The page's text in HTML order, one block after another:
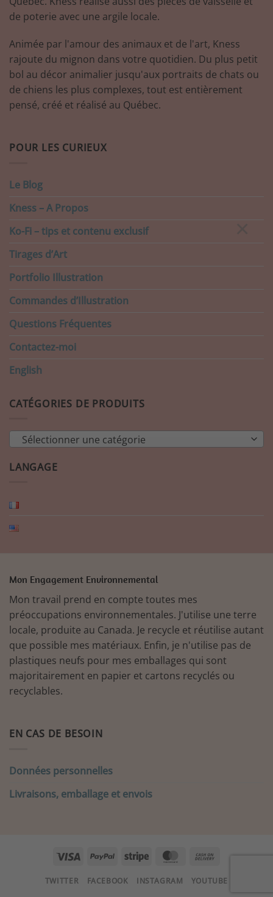
×
de poterie avec une argile locale.
Animée par l'amour des animaux et de l'art, Kness
rajoute du mignon dans votre quotidien. Du plus petit
bol au décor animalier jusqu'aux portraits de chats ou
de chiens les plus complexes, tout est entièrement
pensé, créé et réalisé au Québec.
POUR LES CURIEUX
Le Blog
Kness – A Propos
Ko-Fi – tips et contenu exclusif
Tirages d’Art
Portfolio Illustration
Commandes d’Illustration
Questions Fréquentes
Contactez-moi
English
CATÉGORIES DE PRODUITS
Sélectionner une catégorie
LANGAGE
Mon Engagement Environnemental
Mon travail prend en compte toutes mes
préoccupations environnementales. J'utilise une terre
locale, produite au Canada. Je recycle et réutilise autant
que possible mes matériaux. Enfin, je n'utilise pas de
plastiques neufs pour mes emballages qui sont
majoritairement en papier et cartons recyclés ou
recyclables.
EN CAS DE BESOIN
Données personnelles
Livraisons, emballage et envois
Visa PayPal Stripe MasterCard
Delivery
TWITTER FACEBOOK INSTAGRAM YOUTUBE